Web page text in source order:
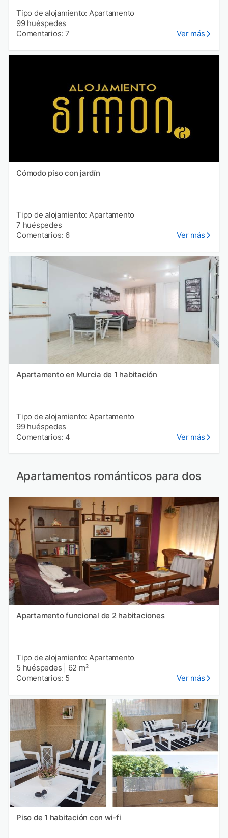
Tipo de alojamiento: Apartamento
99 huéspedes
Comentarios: 7
Ver más
Cómodo piso con jardín
Tipo de alojamiento: Apartamento
7 huéspedes
Comentarios: 6
Ver más
Apartamento en Murcia de 1 habitación
Tipo de alojamiento: Apartamento
99 huéspedes
Comentarios: 4
Ver más
Apartamentos románticos para dos
Apartamento funcional de 2 habitaciones
Tipo de alojamiento: Apartamento
5 huéspedes
62 m²
Comentarios: 5
Ver más
Piso de 1 habitación con wi-fi